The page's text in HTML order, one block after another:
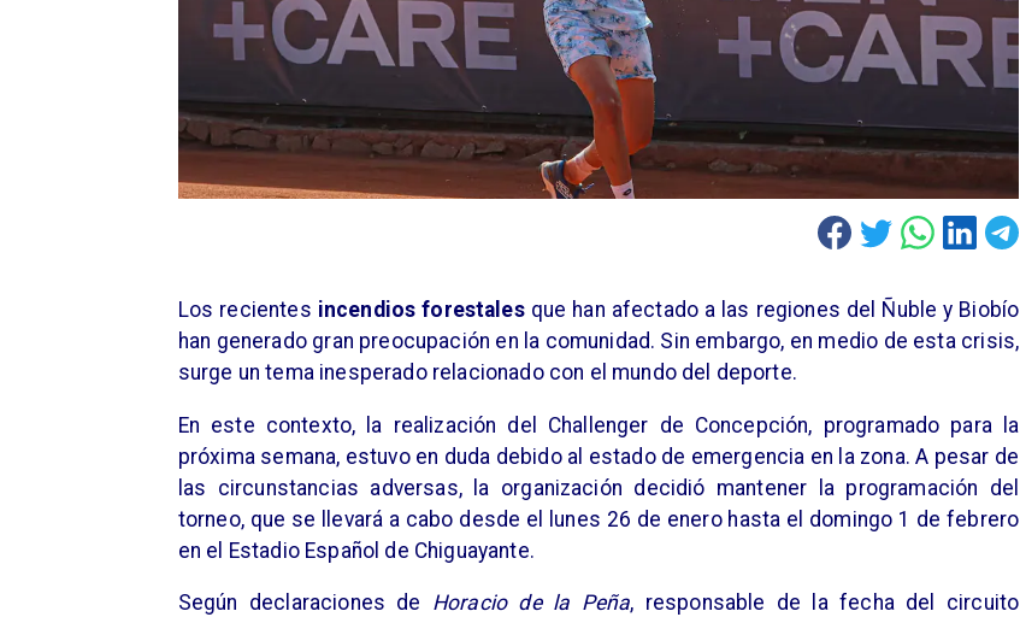
Los recientes incendios forestalesque han afectado a las regiones del Ñuble y Biobío
han generado gran preocupación en la comunidad. Sin embargo, en medio de esta crisis,
surge un tema inesperado relacionado con el mundo del deporte.
En este contexto, la realización del Challenger de Concepción, programado para la
próxima semana, estuvo en duda debido al estado de emergencia en la zona. A pesar de
las circunstancias adversas, la organización decidió mantener la programación del
torneo, que se llevará a cabo desde el lunes 26 de enero hasta el domingo 1 de febrero
en el Estadio Español de Chiguayante.
Según declaraciones de Horacio de la Peña, responsable de la fecha del circuito